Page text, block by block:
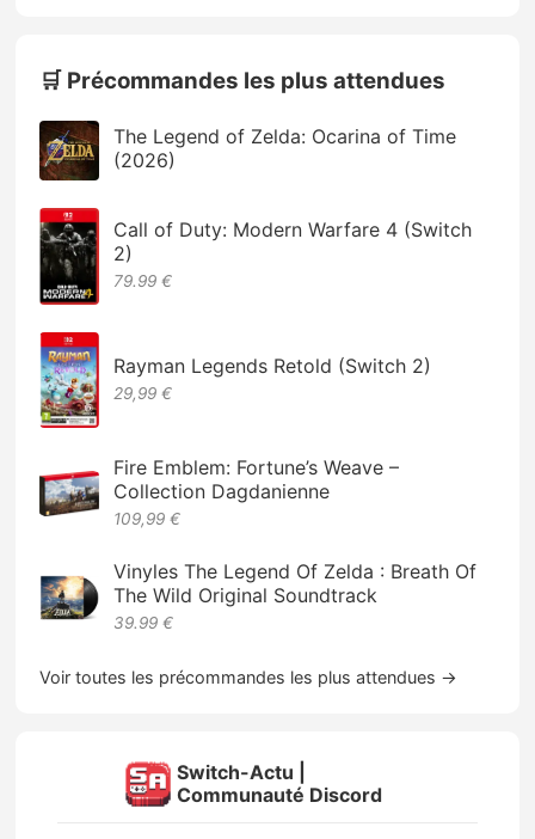
🛒 Précommandes les plus attendues
The Legend of Zelda: Ocarina of Time
(2026)
Call of Duty: Modern Warfare 4 (Switch
2)
79.99 €
Rayman Legends Retold (Switch 2)
29,99 €
Fire Emblem: Fortune’s Weave –
Collection Dagdanienne
109,99 €
Vinyles The Legend Of Zelda : Breath Of
The Wild Original Soundtrack
39.99 €
Voir toutes les précommandes les plus attendues →
Switch-Actu |
Communauté Discord